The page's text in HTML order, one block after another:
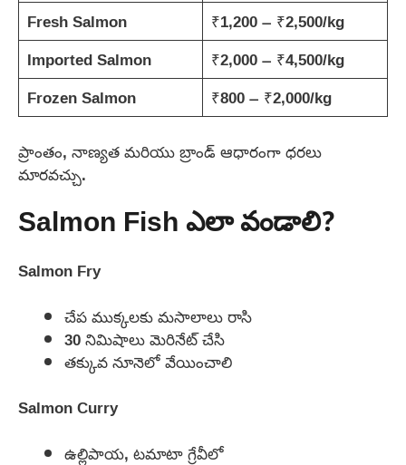
Fresh Salmon
₹1,200 – ₹2,500/kg
Imported Salmon
₹2,000 – ₹4,500/kg
Frozen Salmon
₹800 – ₹2,000/kg
ప్రాంతం, నాణ్యత మరియు బ్రాండ్ ఆధారంగా ధరలు
మారవచ్చు.
Salmon Fish ఎలా వండాలి?
Salmon Fry
చేప ముక్కలకు మసాలాలు రాసి
30 నిమిషాలు మెరినేట్ చేసి
తక్కువ నూనెలో వేయించాలి
Salmon Curry
ఉల్లిపాయ, టమాటా గ్రేవీలో